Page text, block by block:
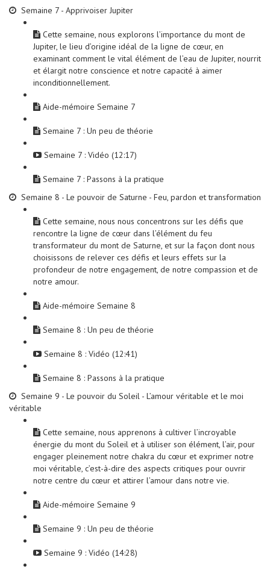
Semaine 7 - Apprivoiser Jupiter
Cette semaine, nous explorons l’importance du mont de
Jupiter, le lieu d’origine idéal de la ligne de cœur, en
examinant comment le vital élément de l’eau de Jupiter, nourrit
et élargit notre conscience et notre capacité à aimer
inconditionnellement.
Aide-mémoire Semaine 7
Semaine 7 : Un peu de théorie
Semaine 7 : Vidéo (12:17)
Semaine 7 : Passons à la pratique
Semaine 8 - Le pouvoir de Saturne - Feu, pardon et transformation
Cette semaine, nous nous concentrons sur les défis que
rencontre la ligne de cœur dans l’élément du feu
transformateur du mont de Saturne, et sur la façon dont nous
choisissons de relever ces défis et leurs effets sur la
profondeur de notre engagement, de notre compassion et de
notre amour.
Aide-mémoire Semaine 8
Semaine 8 : Un peu de théorie
Semaine 8 : Vidéo (12:41)
Semaine 8 : Passons à la pratique
Semaine 9 - Le pouvoir du Soleil - L’amour véritable et le moi
véritable
Cette semaine, nous apprenons à cultiver l’incroyable
énergie du mont du Soleil et à utiliser son élément, l’air, pour
engager pleinement notre chakra du cœur et exprimer notre
moi véritable, c’est-à-dire des aspects critiques pour ouvrir
notre centre du cœur et attirer l’amour dans notre vie.
Aide-mémoire Semaine 9
Semaine 9 : Un peu de théorie
Semaine 9 : Vidéo (14:28)